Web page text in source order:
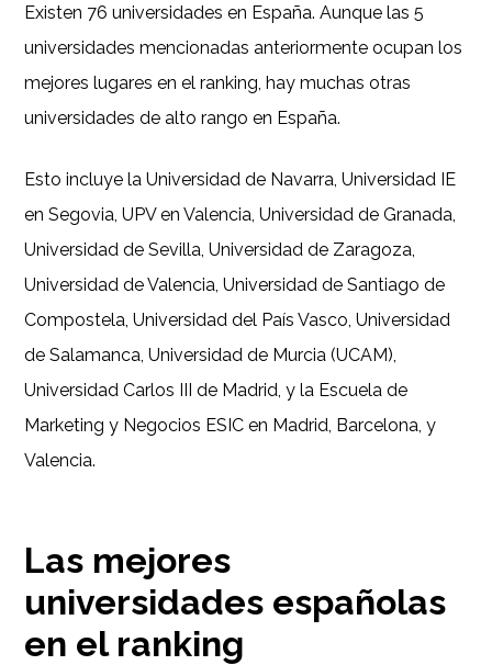
Existen 76 universidades en España. Aunque las 5
universidades mencionadas anteriormente ocupan los
mejores lugares en el ranking, hay muchas otras
universidades de alto rango en España.
Esto incluye la Universidad de Navarra, Universidad IE
en Segovia, UPV en Valencia, Universidad de Granada,
Universidad de Sevilla, Universidad de Zaragoza,
Universidad de Valencia, Universidad de Santiago de
Compostela, Universidad del País Vasco, Universidad
de Salamanca, Universidad de Murcia (UCAM),
Universidad Carlos III de Madrid, y la Escuela de
Marketing y Negocios ESIC en Madrid, Barcelona, y
Valencia.
Las mejores
universidades españolas
en el ranking